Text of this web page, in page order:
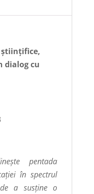
dialog cu
pentada
în spectrul
a susține o